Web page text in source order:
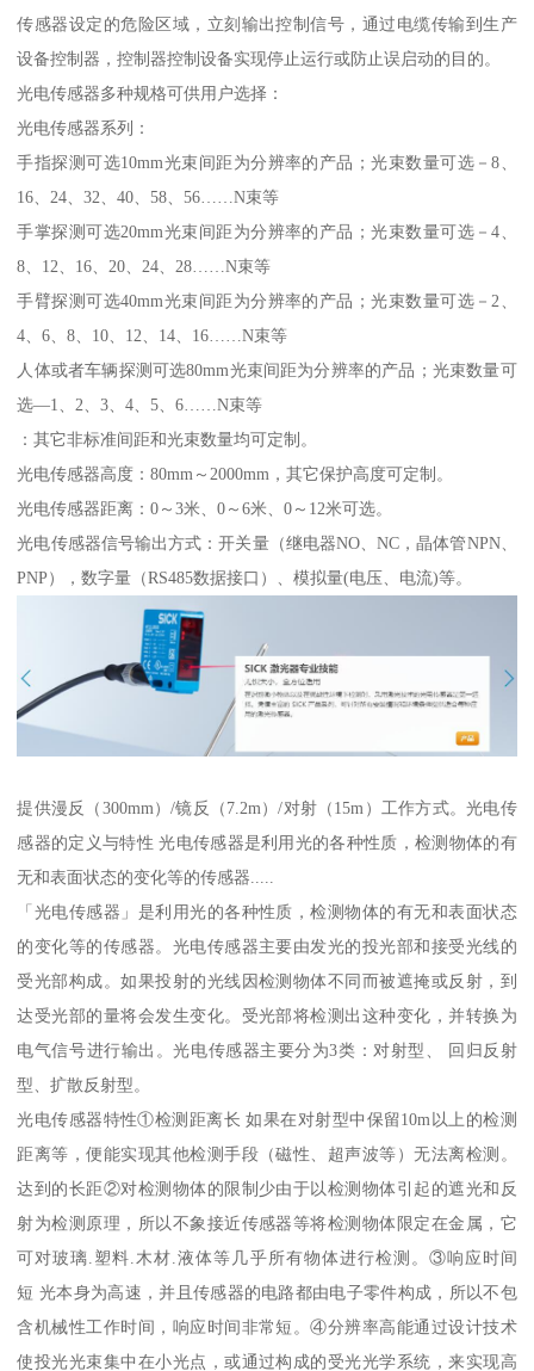
传感器设定的危险区域，立刻输出控制信号，通过电缆传输到生产
设备控制器，控制器控制设备实现停止运行或防止误启动的目的。
光电传感器多种规格可供用户选择：
光电传感器系列：
手指探测可选10mm光束间距为分辨率的产品；光束数量可选－8、
16、24、32、40、58、56……N束等
手掌探测可选20mm光束间距为分辨率的产品；光束数量可选－4、
8、12、16、20、24、28……N束等
手臂探测可选40mm光束间距为分辨率的产品；光束数量可选－2、
4、6、8、10、12、14、16……N束等
人体或者车辆探测可选80mm光束间距为分辨率的产品；光束数量可
选—1、2、3、4、5、6……N束等
：其它非标准间距和光束数量均可定制。
光电传感器高度：80mm～2000mm，其它保护高度可定制。
光电传感器距离：0～3米、0～6米、0～12米可选。
光电传感器信号输出方式：开关量（继电器NO、NC，晶体管NPN、
PNP），数字量（RS485数据接口）、模拟量(电压、电流)等。
提供漫反（300mm）/镜反（7.2m）/对射（15m）工作方式。光电传
感器的定义与特性 光电传感器是利用光的各种性质，检测物体的有
无和表面状态的变化等的传感器.....
「光电传感器」是利用光的各种性质，检测物体的有无和表面状态
的变化等的传感器。光电传感器主要由发光的投光部和接受光线的
受光部构成。如果投射的光线因检测物体不同而被遮掩或反射，到
达受光部的量将会发生变化。受光部将检测出这种变化，并转换为
电气信号进行输出。光电传感器主要分为3类：对射型、 回归反射
型、扩散反射型。
光电传感器特性①检测距离长 如果在对射型中保留10m以上的检测
距离等，便能实现其他检测手段（磁性、超声波等）无法离检测。
达到的长距②对检测物体的限制少由于以检测物体引起的遮光和反
射为检测原理，所以不象接近传感器等将检测物体限定在金属，它
可对玻璃.塑料.木材.液体等几乎所有物体进行检测。③响应时间
短 光本身为高速，并且传感器的电路都由电子零件构成，所以不包
含机械性工作时间，响应时间非常短。④分辨率高能通过设计技术
使投光光束集中在小光点，或通过构成的受光光学系统，来实现高